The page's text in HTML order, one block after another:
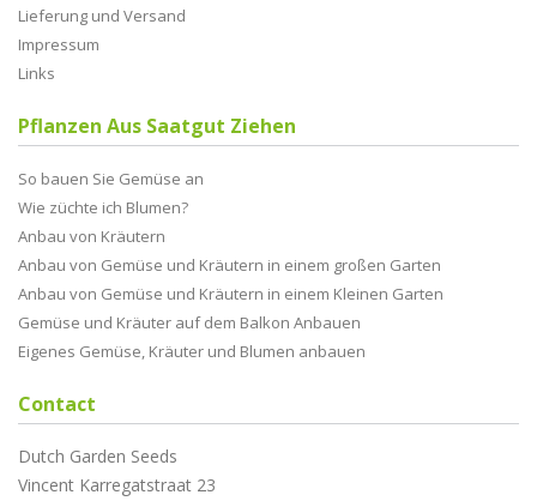
Lieferung und Versand
Impressum
Links
Pflanzen Aus Saatgut Ziehen
So bauen Sie Gemüse an
Wie züchte ich Blumen?
Anbau von Kräutern
Anbau von Gemüse und Kräutern in einem großen Garten
Anbau von Gemüse und Kräutern in einem Kleinen Garten
Gemüse und Kräuter auf dem Balkon Anbauen
Eigenes Gemüse, Kräuter und Blumen anbauen
Contact
Dutch Garden Seeds
Vincent Karregatstraat 23